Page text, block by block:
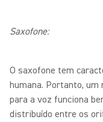
Saxofone:
O saxofone tem
humana. Portanto,
para a voz funciona
distribuído entre os